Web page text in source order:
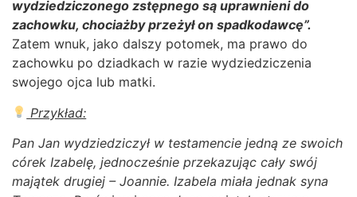
wydziedziczonego zstępnego są uprawnieni do
zachowku, chociażby przeżył on spadkodawcę”.
Zatem wnuk, jako dalszy potomek, ma prawo do
zachowku po dziadkach w razie wydziedziczenia
swojego ojca lub matki.
Przykład:
Pan Jan wydziedziczył w testamencie jedną ze swoich
córek Izabelę, jednocześnie przekazując cały swój
majątek drugiej – Joannie. Izabela miała jednak syna